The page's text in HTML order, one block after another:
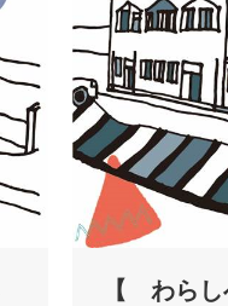
【 わら